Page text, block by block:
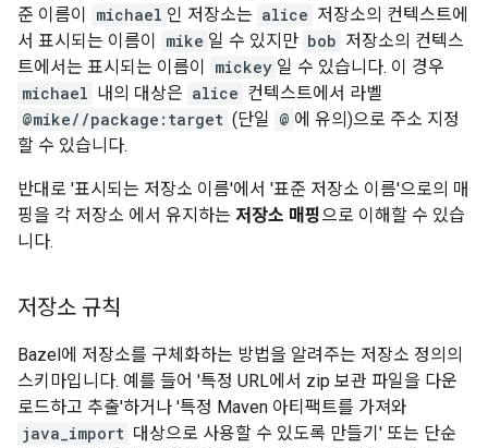
준 이름이
michael 인 저장소는 alice 저장소의 컨텍스트에
서 표시되는 이름이
mike 일 수 있지만 bob 저장소의 컨텍스
트에서는 표시되는 이름이
mickey 일 수 있습니다. 이 경우
michael 내의 대상은 alice 컨텍스트에서 라벨
@mike//package:target (단일 @ 에 유의)으로 주소 지정
할 수 있습니다.
반대로 '표시되는 저장소 이름'에서 '표준 저장소 이름'으로의 매
핑을 각 저장소 에서 유지하는 저장소 매핑으로 이해할 수 있습
니다.
저장소 규칙
Bazel에 저장소를 구체화하는 방법을 알려주는 저장소 정의의
스키마입니다. 예를 들어 '특정 URL에서 zip 보관 파일을 다운
로드하고 추출'하거나 '특정 Maven 아티팩트를 가져와
java_import 대상으로 사용할 수 있도록 만들기' 또는 단순